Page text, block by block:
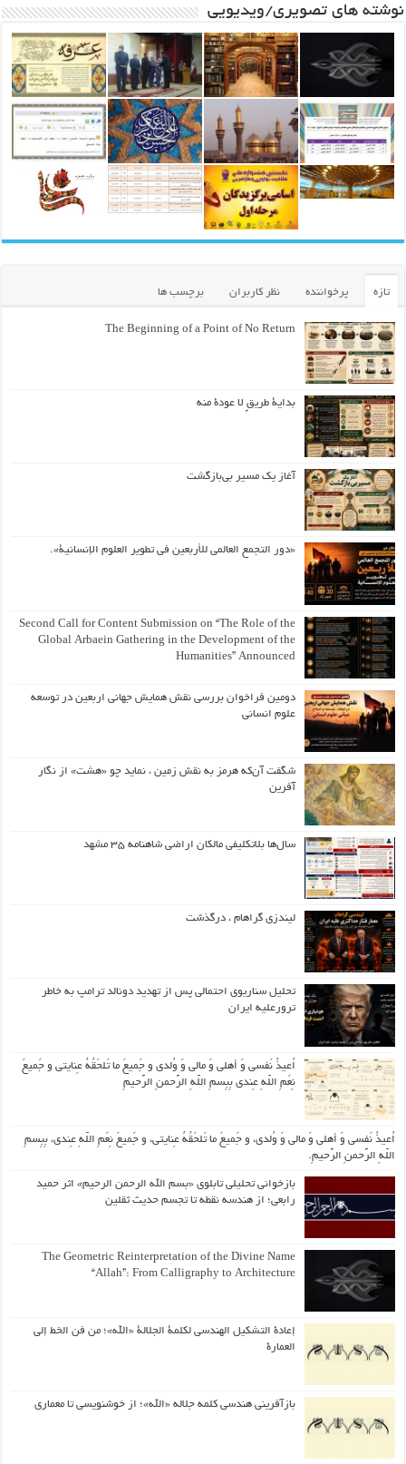
نوشته های تصویری/ویدیویی
تازه پرخواننده نظر کاربران برچسب ها
The Beginning of a Point of No Return
بداية طريقٍ لا عودة منه
آغاز یک مسیر بی‌بازگشت
«دور التجمع العالمي للأربعين في تطوير العلوم الإنسانية».
Second Call for Content Submission on “The Role of the
Global Arbaein Gathering in the Development of the
Humanities” Announced
دومین فراخوان بررسی نقش همایش جهانی اربعین در توسعه
علوم انسانی
شگفت آن‌که هرمز به نقش زمین ، نماید چو «هشت» از نگار
آفرین
سال‌ها بلاتکلیفی مالکان اراضی شاهنامه ۳۵ مشهد
لیندزی گراهام ، درگذشت
تحلیل سناریوی احتمالی پس از تهدید دونالد ترامپ به خاطر
ترورعلیه ایران
اُعیذُ نَفسی وَ أهلی وَ مالی وَ وُلدی و جَمیعَ ما تَلحَقُهُ عِنایتی و جَمیعَ
نِعَمِ اللّهِ عِندی بِبِسمِ اللّهِ الرَّحمنِ الرَّحیمِ
اُعیذُ نَفسی وَ أهلی وَ مالی وَ وُلدی، و جَمیعَ ما تَلحَقُهُ عِنایتی، و جَمیعَ نِعَمِ اللّهِ عِندی، بِبِسمِ
اللّهِ الرَّحمنِ الرَّحیمِ.
بازخوانی تحلیلی تابلوی «بسم الله الرحمن الرحیم» اثر حمید
رابعی؛ از هندسه نقطه تا تجسم حدیث ثقلین
The Geometric Reinterpretation of the Divine Name
“Allah”: From Calligraphy to Architecture
إعادة التشكيل الهندسي لكلمة الجلالة «الله»؛ من فن الخط إلى
العمارة
بازآفرینی هندسی کلمه جلاله «الله»؛ از خوشنویسی تا معماری